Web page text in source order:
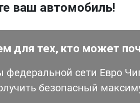
ваш автомобиль!
для тех, кто может
федеральной сети Евро
безопасный